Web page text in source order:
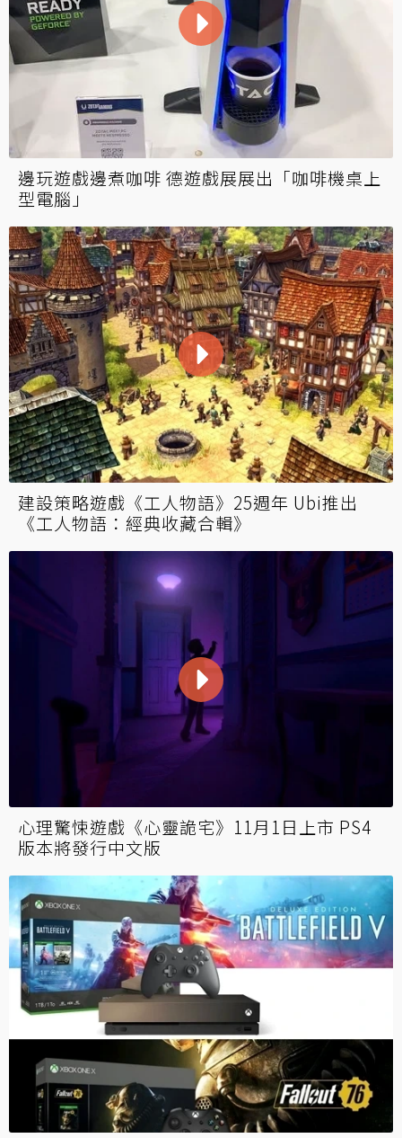
邊玩遊戲邊煮咖啡 德遊戲展展出「咖啡機桌上
型電腦」
建設策略遊戲《工人物語》25週年 Ubi推出
《工人物語：經典收藏合輯》
心理驚悚遊戲《心靈詭宅》11月1日上市 PS4
版本將發行中文版